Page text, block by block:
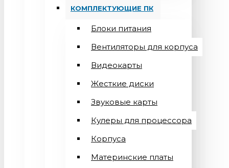
КОМПЛЕКТУЮЩИЕ ПК
Блоки питания
Вентиляторы для корпуса
Видеокарты
Жесткие диски
Звуковые карты
Кулеры для процессора
Корпуса
Материнские платы